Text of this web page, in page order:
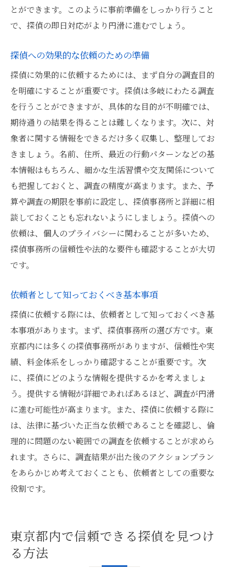
安心して依頼するためのコミュニケーショ
ン
依頼者としての権利と義務の理解
東京都で探偵を活用するメリットとその効果
東京都特有の情報収集の難しさ
探偵が提供する東京都内でのメリット
探偵の活用がもたらす安心感
東京都内における探偵の役割
探偵サービスがもたらすビジネス効果
個人のプライバシーを守るための探偵活用
とができます。このように事前準備をしっかり行うこと
で、探偵の即日対応がより円滑に進むでしょう。
探偵への効果的な依頼のための準備
探偵に効果的に依頼するためには、まず自分の調査目的
を明確にすることが重要です。探偵は多岐にわたる調査
を行うことができますが、具体的な目的が不明確では、
期待通りの結果を得ることは難しくなります。次に、対
象者に関する情報をできるだけ多く収集し、整理してお
きましょう。名前、住所、最近の行動パターンなどの基
本情報はもちろん、細かな生活習慣や交友関係について
も把握しておくと、調査の精度が高まります。また、予
算や調査の期限を事前に設定し、探偵事務所と詳細に相
談しておくことも忘れないようにしましょう。探偵への
依頼は、個人のプライバシーに関わることが多いため、
探偵事務所の信頼性や法的な要件も確認することが大切
です。
依頼者として知っておくべき基本事項
探偵に依頼する際には、依頼者として知っておくべき基
本事項があります。まず、探偵事務所の選び方です。東
京都内には多くの探偵事務所がありますが、信頼性や実
績、料金体系をしっかり確認することが重要です。次
に、探偵にどのような情報を提供するかを考えましょ
う。提供する情報が詳細であればあるほど、調査が円滑
に進む可能性が高まります。また、探偵に依頼する際に
は、法律に基づいた正当な依頼であることを確認し、倫
理的に問題のない範囲での調査を依頼することが求めら
れます。さらに、調査結果が出た後のアクションプラン
をあらかじめ考えておくことも、依頼者としての重要な
役割です。
東京都内で信頼できる探偵を見つけ
る方法